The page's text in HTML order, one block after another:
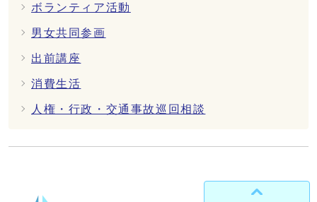
ボランティア活動
男女共同参画
出前講座
消費生活
人権・行政・交通事故巡回相談